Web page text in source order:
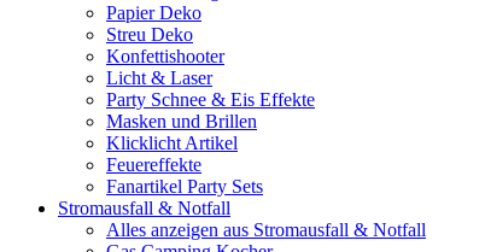
Papier Deko
Streu Deko
Konfettishooter
Licht & Laser
Party Schnee & Eis Effekte
Masken und Brillen
Klicklicht Artikel
Feuereffekte
Fanartikel Party Sets
Stromausfall & Notfall
Alles anzeigen aus Stromausfall & Notfall